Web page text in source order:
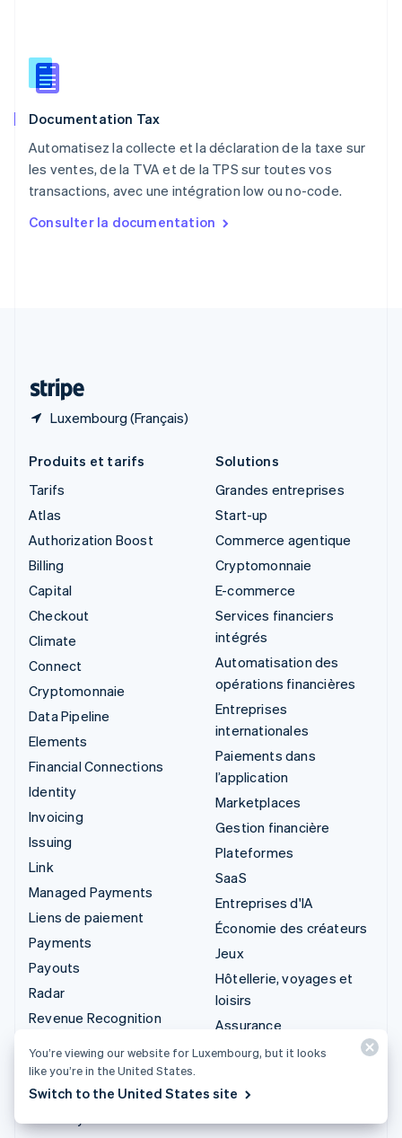
Documentation Tax
Automatisez la collecte et la déclaration de la taxe sur
les ventes, de la TVA et de la TPS sur toutes vos
transactions, avec une intégration low ou no-code.
Consulter la documentation
Luxembourg (Français)
République tchèque
English
English
Royaume-Uni
Singapour
English简体中文
English
Produits et tarifs
Tarifs
Atlas
Authorization Boost
Billing
Capital
Checkout
Climate
Connect
Cryptomonnaie
Data Pipeline
Elements
Financial Connections
Identity
Invoicing
Issuing
Link
Managed Payments
Liens de paiement
Payments
Payouts
Radar
Revenue Recognition
Stripe Tax
Terminal
Solutions
Grandes entreprises
Start-up
Commerce agentique
Cryptomonnaie
E-commerce
Services financiers
intégrés
Automatisation des
opérations financières
Entreprises
internationales
Paiements dans
l’application
Marketplaces
Gestion financière
Plateformes
SaaS
Entreprises d'IA
Économie des créateurs
Jeux
Hôtellerie, voyages et
loisirs
Assurance
Médias et
Organisations à but non
You’re viewing our website for Luxembourg, but it looks
like you’re in the United States.
Switch to the United States site